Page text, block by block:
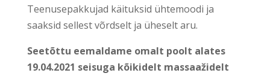
Teenusepakkujad käituksid ühtemoodi ja
saaksid sellest võrdselt ja üheselt aru.
Seetõttu eemaldame omalt poolt alates
19.04.2021 seisuga kõikidelt massaažidelt